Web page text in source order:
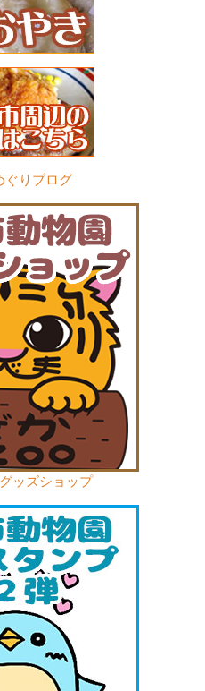
ぐりブログ
ッズショップ